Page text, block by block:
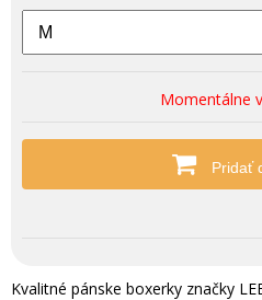
Momentálne
Pridať
Kvalitné pánske boxerky značky